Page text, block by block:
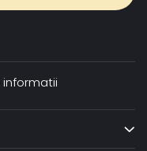
informatii